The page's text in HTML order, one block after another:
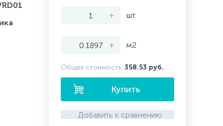
- + шт.
- + м2
Общая стоимость 358.53 руб.
Купить
Добавить к сравнению